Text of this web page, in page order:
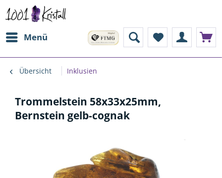
Menü
Übersicht Inklusien
Trommelstein 58x33x25mm,
Bernstein gelb-cognak